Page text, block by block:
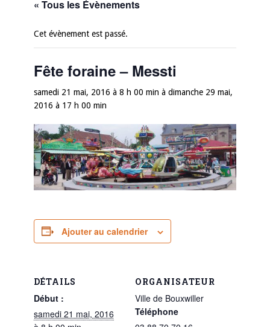
« Tous les Évènements
Cet évènement est passé.
Fête foraine – Messti
samedi 21 mai, 2016 à 8 h 00 min à dimanche 29 mai,
2016 à 17 h 00 min
Ajouter au calendrier
DÉTAILS
Début :
samedi 21 mai, 2016
ORGANISATEUR
Ville de Bouxwiller
Téléphone